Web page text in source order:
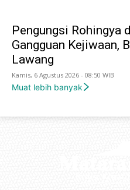
Pengungsi Rohingya
Gangguan Kejiwaan,
Lawang
Kamis, 6 Agustus 2026 - 08:50 WIB
Muat lebih banyak